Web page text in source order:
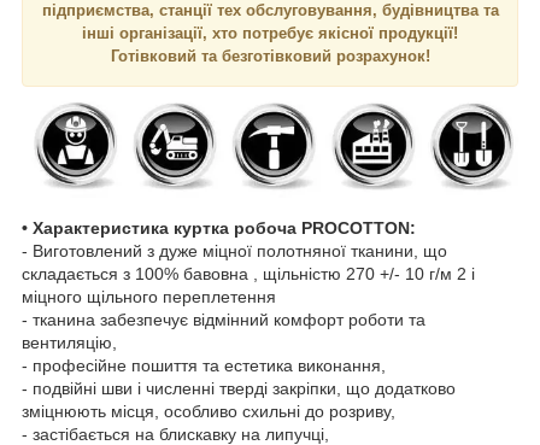
підприємства, станції тех обслуговування, будівництва та
інші організації, хто потребує якісної продукції!
Готівковий та безготівковий розрахунок!
• Характеристика куртка робоча PROCOTTON:
- Виготовлений з дуже міцної полотняної тканини, що
складається з 100% бавовна , щільністю 270 +/- 10 г/м 2 і
міцного щільного переплетення
- тканина забезпечує відмінний комфорт роботи та
вентиляцію,
- професійне пошиття та естетика виконання,
- подвійні шви і численні тверді закріпки, що додатково
зміцнюють місця, особливо схильні до розриву,
- застібається на блискавку на липучці,